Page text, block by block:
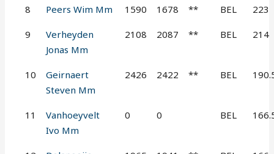
8 Peers Wim Mm 1590 1678 ** BEL 223
9
Verheyden
Jonas Mm
2108 2087 ** BEL 214
10
Geirnaert
Steven Mm
2426 2422 ** BEL
11
Vanhoeyvelt
Ivo Mm
0 0 BEL